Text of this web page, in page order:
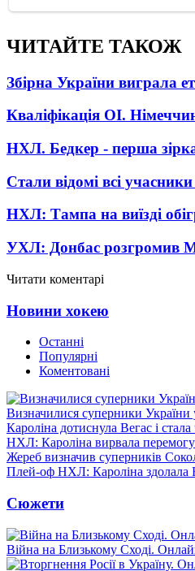
ЧИТАЙТЕ ТАКОЖ
Збірна України виграла
Кваліфікація ОІ.
НХЛ. Бедкер - перша
Стали відомі всі
НХЛ: Тампа на виїзді
УХЛ: Донбас розгромив
Читати коментарі
Новини хокею
Останні
Популярні
Коментовані
Визначилися суперники
Кароліна дотиснула Вегас і
НХЛ: Кароліна вирвала перемогу
Жереб визначив суперників
Плей-оф НХЛ: Кароліна здолала
Сюжети
Війна на Близькому Сході.